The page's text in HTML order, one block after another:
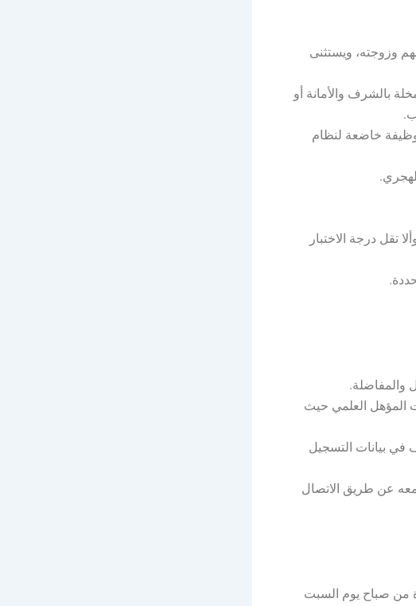
وزوجته، ويستثنى
بالشرف والأمانة أو
خاضعة لنظام
تقل درجة الاختبار
المؤهل العلمي حيث
في بيانات التسجيل
معه عن طريق الاتصال
من صباح يوم السبت